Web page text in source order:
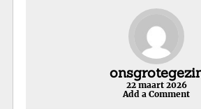
22 maart 2026
Add a Comment